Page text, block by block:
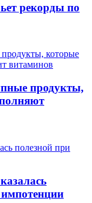
рекорды по
продукты,